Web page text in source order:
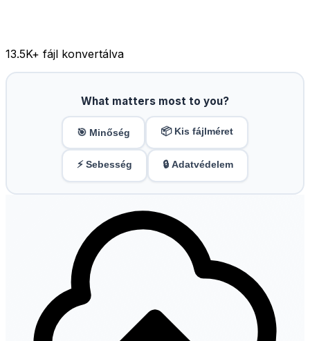
13.5K+ fájl konvertálva
What matters most to you?
🎯 Minőség 📦 Kis fájlméret
⚡ Sebesség 🔒 Adatvédelem